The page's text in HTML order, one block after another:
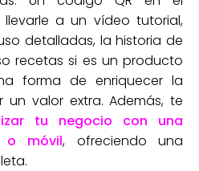
a un vídeo tutorial,
detalladas, la historia de
recetas si es un producto
forma de enriquecer la
valor extra. Además, te
tu negocio con una
o móvil, ofreciendo una